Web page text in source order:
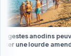
anodins
une lourde amende